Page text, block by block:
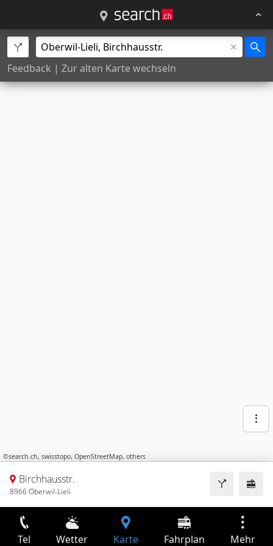
Feedback | Zur alten Karte wechseln
©search.ch, swisstopo, OpenStreetMap, others
Birchhausstr.
8966 Oberwil-Lieli
Tel Wetter Karte Fahrplan Mehr